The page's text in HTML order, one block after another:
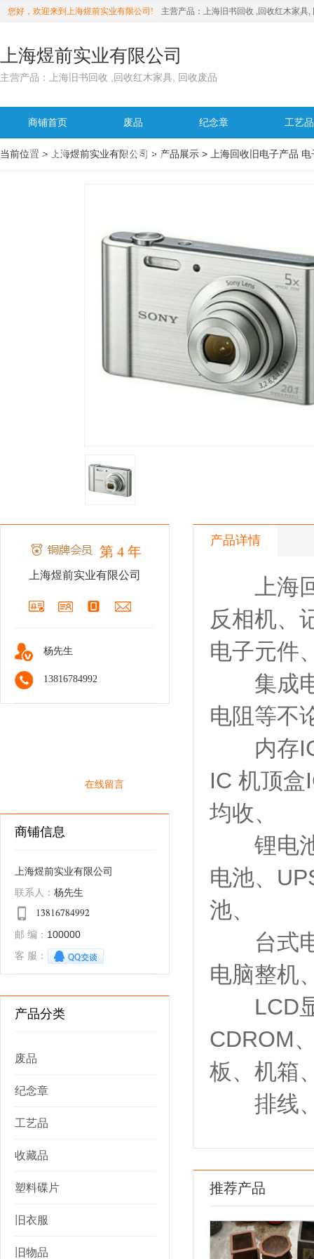
您好，欢迎来到上海煜前实业有限公司! 主营产品： 上海旧书回收 ,回收红木家具,
上海煜前实业有限公司
主营产品：上海旧书回收 ,回收红木家具, 回收废品
在线留言
商铺首页 废品 纪念章 工艺品
留言反馈 联系我们
当前位置 > 上海煜前实业有限公司 > 产品展示 > 上海回收旧电子产品
第 4 年
上海煜前实业有限公司
杨先生
13816784992
在线留言
商铺信息
上海煜前实业有限公司
联系人： 杨先生
𐁡𐁩𐁢𐁡𐁣𐁧𐁢𐁫𐁦𐁦𐁤
邮 编： 100000
客 服：
产品分类
废品
纪念章
工艺品
收藏品
塑料碟片
旧衣服
旧物品
产品详情
上海回
反相机、
电子元件
集成电
电阻等不
内存IC
IC 机顶
均收、
锂电池
电池、
池、
台式电
电脑整机
LCD显
CDROM
板、机箱
排线、
推荐产品